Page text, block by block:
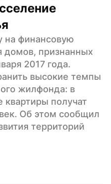
на финансовую
домов, признанных
2017 года.
высокие темпы
жилфонда: в
квартиры получат
Об этом сообщил
территорий